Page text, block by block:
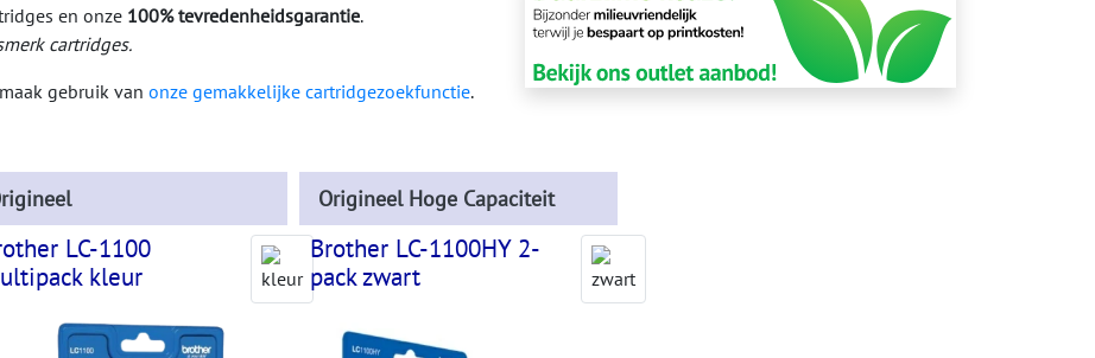
en onze 100% tevredenheidsgarantie.
cartridges.
gebruik van onze gemakkelijke cartridgezoekfunctie.
LC-1100
kleur
Origineel Hoge Capaciteit
Brother LC-1100HY 2-
pack zwart